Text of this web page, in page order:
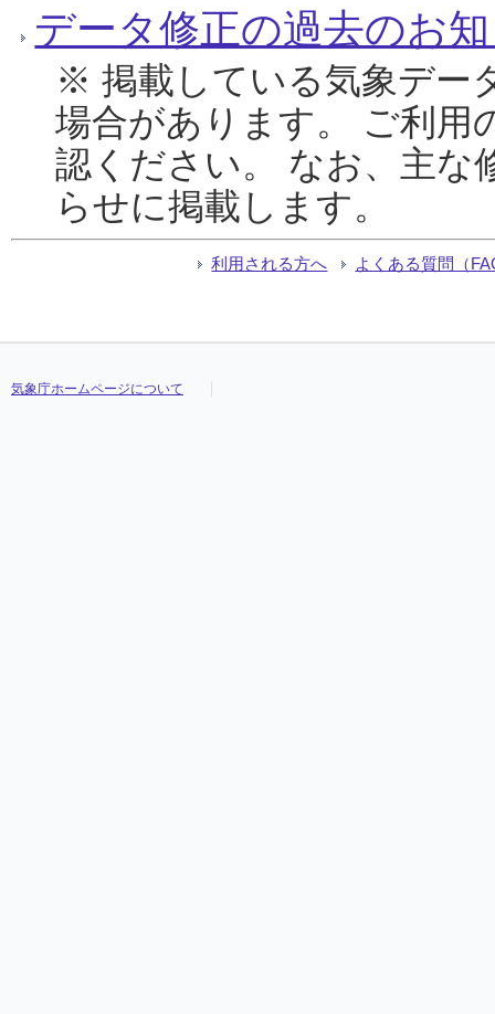
データ修正の過去のお
※ 掲載している気象デー
場合があります。 ご利用
認ください。 なお、主な
らせに掲載します。
利用される方へ よくある質問（
気象庁ホームページについて